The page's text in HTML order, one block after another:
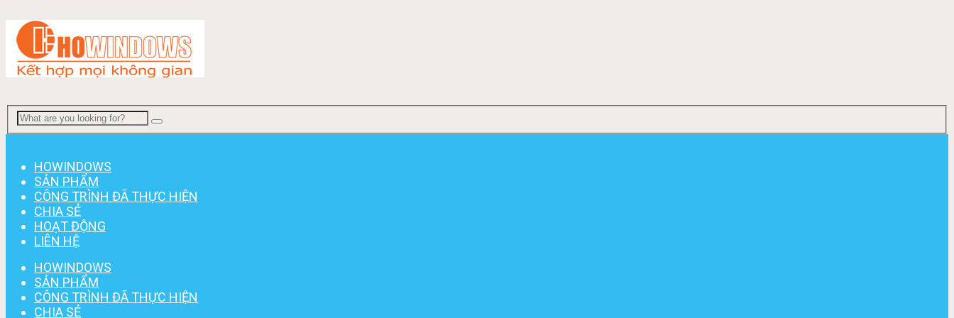
HOWINDOWS
SẢN PHẨM
CÔNG TRÌNH ĐÃ THỰC HIỆN
CHIA SẺ
HOẠT ĐỘNG
LIÊN HỆ
HOWINDOWS
SẢN PHẨM
CÔNG TRÌNH ĐÃ THỰC HIỆN
CHIA SẺ